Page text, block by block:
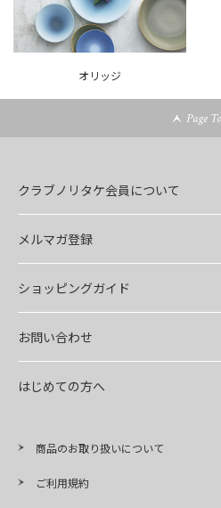
オリッジ
Page
クラブノリタケ会員について
メルマガ登録
ショッピングガイド
お問い合わせ
はじめての方へ
商品のお取り扱いについて
ご利用規約